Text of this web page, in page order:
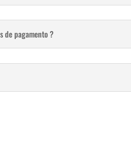
de pagamento ?